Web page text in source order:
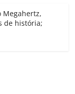
Megahertz,
de história;